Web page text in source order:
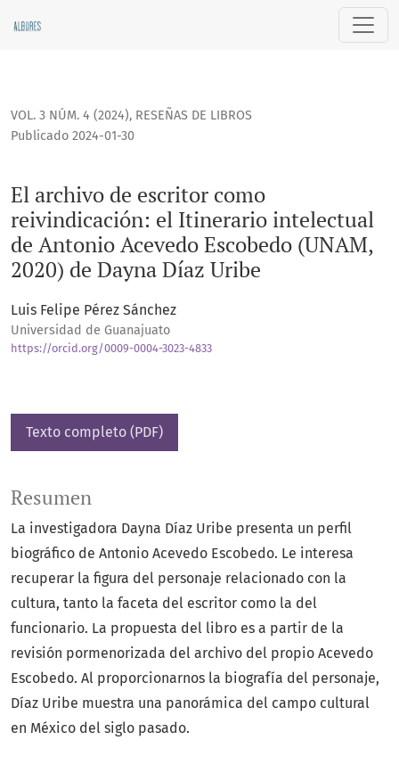
El archivo de escritor como reivindicación: el Itinerario
VOL. 3 NÚM. 4 (2024), RESEÑAS DE LIBROS
El archivo de escritor como
reivindicación: el Itinerario intelectual
de Antonio Acevedo Escobedo (UNAM,
2020) de Dayna Díaz Uribe
Publicado 2024-01-30
Luis Felipe Pérez Sánchez
Universidad de Guanajuato
https://orcid.org/0009-0004-3023-4833
Texto completo (PDF)
Resumen
La investigadora Dayna Díaz Uribe presenta un perfil
biográfico de Antonio Acevedo Escobedo. Le interesa
recuperar la figura del personaje relacionado con la
cultura, tanto la faceta del escritor como la del
funcionario. La propuesta del libro es a partir de la
revisión pormenorizada del archivo del propio Acevedo
Escobedo. Al proporcionarnos la biografía del personaje,
Díaz Uribe muestra una panorámica del campo cultural
en México del siglo pasado.